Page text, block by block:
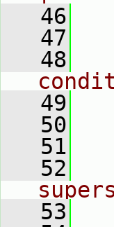
   46
   47
   48
   49
   50
   51
   52
   53